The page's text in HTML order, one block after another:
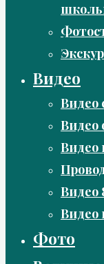
Видео
Видео
Видео
Видео
Видео
Видео
Фото